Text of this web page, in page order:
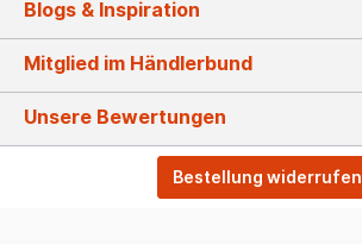
Blogs & Inspiration
Mitglied im Händlerbund
Unsere Bewertungen
Bestellung widerrufen